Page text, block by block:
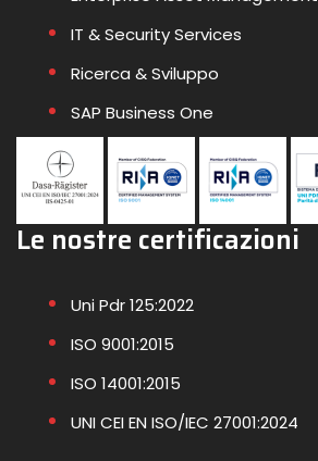
IT & Security Services
Ricerca & Sviluppo
SAP Business One
Le nostre certificazioni
Uni Pdr 125:2022
ISO 9001:2015
ISO 14001:2015
UNI CEI EN ISO/IEC 27001:2024